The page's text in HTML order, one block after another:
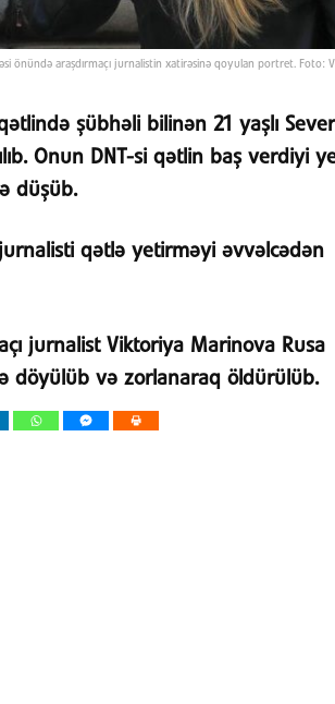
önündə araşdırmaçı jurnalistin xatirəsinə qoyulan portret. Foto:
şübhəli bilinən 21 yaşlı
Onun DNT-si qətlin baş verdiyi
düşüb.
qətlə yetirməyi əvvəlcədən
jurnalist Viktoriya Marinova Rusa
döyülüb və zorlanaraq öldürülüb.